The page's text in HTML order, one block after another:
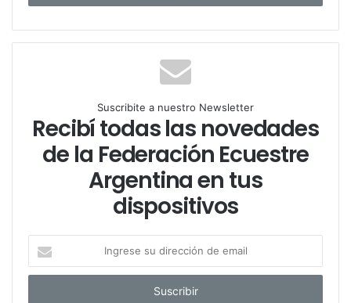
Suscribite a nuestro Newsletter
Recibí todas las novedades
de la Federación Ecuestre
Argentina en tus
dispositivos
g